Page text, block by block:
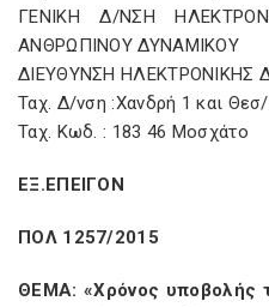
ΓΕΝΙΚΗ Δ/ΝΣΗ
ΑΝΘΡΩΠΙΝΟΥ ΔΥΝΑΜΙΚΟΥ
ΔΙΕΥΘΥΝΣΗ ΗΛΕΚΤΡΟΝΙΚΗΣ
Ταχ. Δ/νση :Χανδρή 1 και Θεσ/
Ταχ. Κωδ. : 183 46 Μοσχάτο
ΕΞ.ΕΠΕΙΓΟΝ
ΠΟΛ 1257/2015
ΘΕΜΑ: «Χρόνος υποβολής